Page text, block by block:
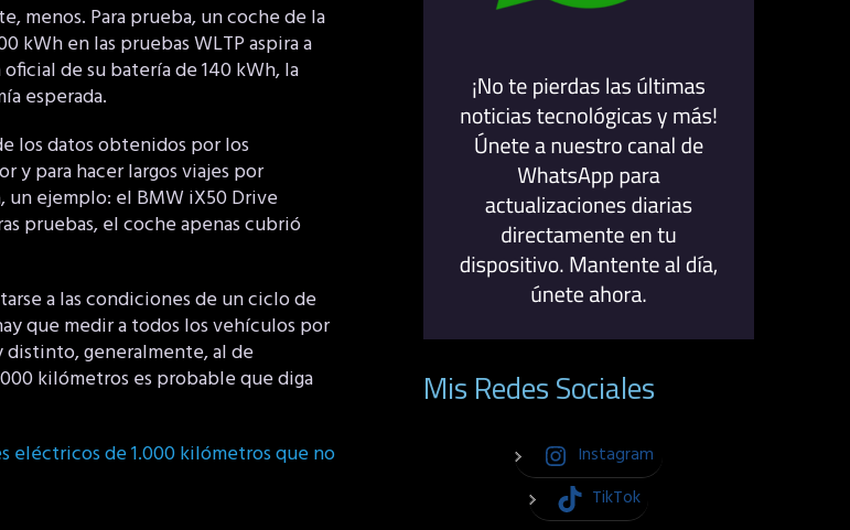
menos. Para prueba, un coche de la
kWh en las pruebas WLTP aspira a
de su batería de 140 kWh, la
esperada.
los datos obtenidos por los
y para hacer largos viajes por
un ejemplo: el BMW iX50 Drive
pruebas, el coche apenas cubrió
a las condiciones de un ciclo de
que medir a todos los vehículos por
distinto, generalmente, al de
kilómetros es probable que diga
eléctricos de 1.000 kilómetros que no
Mis Redes Sociales
Instagram
TikTok